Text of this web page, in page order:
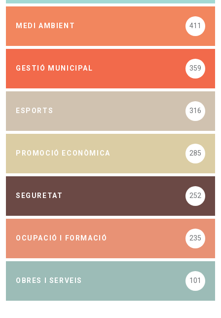
MEDI AMBIENT 411
GESTIÓ MUNICIPAL 359
ESPORTS 316
PROMOCIÓ ECONÒMICA 285
SEGURETAT 252
OCUPACIÓ I FORMACIÓ 235
OBRES I SERVEIS 101